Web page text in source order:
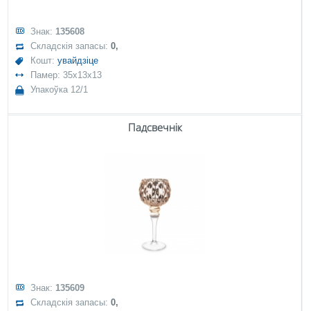
Знак: 135608
Складскія запасы:0,
Кошт:увайдзіце
Памер: 35x13x13
Упакоўка 12/1
Падсвечнік
Знак: 135609
Складскія запасы:0,